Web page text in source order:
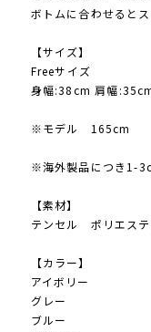
ボトムに合わせると
【サイズ】
Freeサイズ
身幅:38cm 肩幅
※モデル 165cm
※海外製品につき1-
【素材】
テンセル ポリエステ
【カラー】
アイボリー
グレー
ブルー